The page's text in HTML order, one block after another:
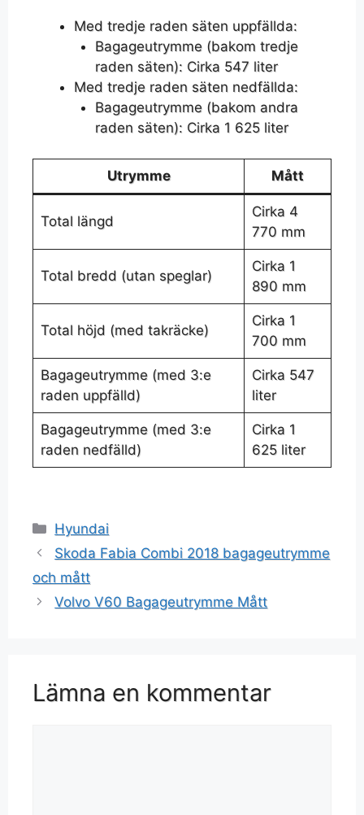
Med tredje raden säten uppfällda:
Bagageutrymme (bakom tredje
raden säten): Cirka 547 liter
Med tredje raden säten nedfällda:
Bagageutrymme (bakom andra
raden säten): Cirka 1 625 liter
Utrymme Mått
Total längd
Cirka 4
770 mm
Total bredd (utan speglar)
Cirka 1
890 mm
Total höjd (med takräcke)
Cirka 1
700 mm
Bagageutrymme (med 3:e
raden uppfälld)
Cirka 547
liter
Bagageutrymme (med 3:e
raden nedfälld)
Cirka 1
625 liter
Hyundai
Skoda Fabia Combi 2018 bagageutrymme
och mått
Volvo V60 Bagageutrymme Mått
Lämna en kommentar